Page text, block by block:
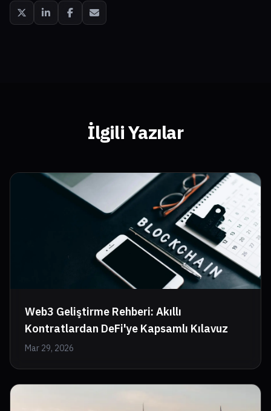
İlgili Yazılar
Web3 Geliştirme Rehberi: Akıllı
Kontratlardan DeFi'ye Kapsamlı Kılavuz
Mar 29, 2026